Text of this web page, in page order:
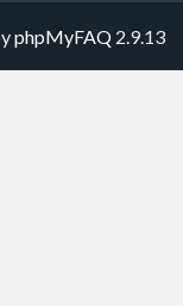
phpMyFAQ 2.9.13